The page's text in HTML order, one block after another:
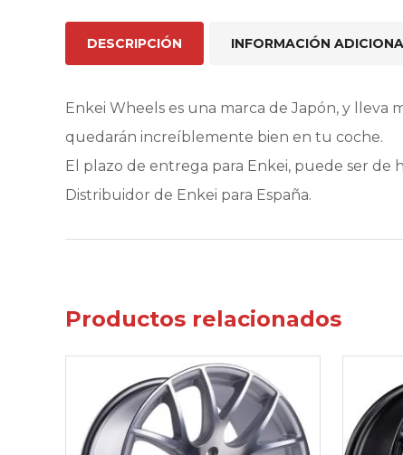
DESCRIPCIÓN INFORMACIÓN
Enkei Wheels es una marca de Japón, y lleva
quedarán increíblemente bien en tu coche.
El plazo de entrega para Enkei, puede ser de
Distribuidor de Enkei para España.
Productos relacionados